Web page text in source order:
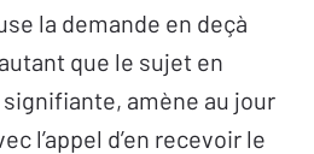
la demande en deçà
que le sujet en
amène au jour
l’appel d’en recevoir le